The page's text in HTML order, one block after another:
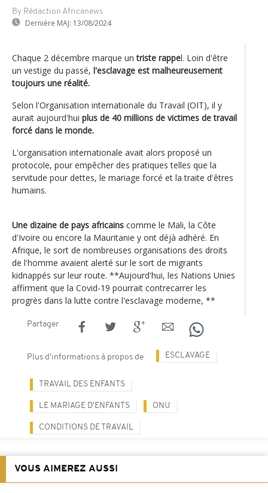
By Rédaction Africanews
Dernière MAJ: 13/08/2024
Chaque 2 décembre marque untriste rappel. Loin d'être
un vestige du passé, l'esclavage est malheureusement
toujours une réalité.
Selon l'Organisation internationale du Travail (OIT), il y
aurait aujourd'hui plus de 40 millions de victimes de travail
forcé dans le monde.
L'organisation internationale avait alors proposé un
protocole, pour empêcher des pratiques telles que la
servitude pour dettes, le mariage forcé et la traite d'êtres
humains.
Une dizaine de pays africains comme le Mali, la Côte
d'Ivoire ou encore la Mauritanie y ont déjà adhéré. En
Afrique, le sort de nombreuses organisations des droits
de l'homme avaient alerté sur le sort de migrants
kidnappés sur leur route. **Aujourd'hui, les Nations Unies
affirment que la Covid-19 pourrait contrecarrer les
progrès dans la lutte contre l'esclavage moderne, **
Partager
Plus d'informations à propos de ESCLAVAGE
TRAVAIL DES ENFANTS
LE MARIAGE D'ENFANTS ONU
CONDITIONS DE TRAVAIL
VOUS AIMEREZ AUSSI